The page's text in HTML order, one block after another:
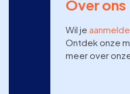
Over ons
Wil je
Ontdek onze
meer over